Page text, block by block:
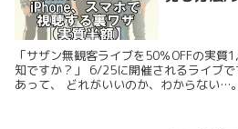
「サザン無観客ライブを50％OFFの実
知ですか？」 6/25に開催されるライブ
あって、 どれがいいのか、わからない…